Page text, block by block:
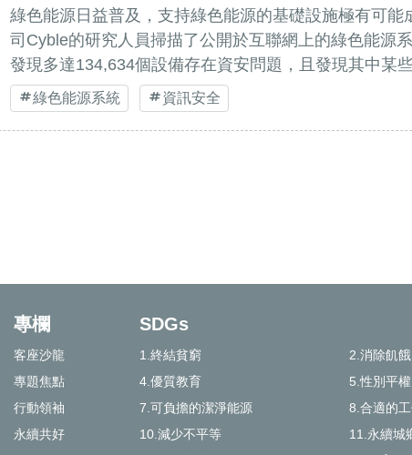
綠色能源日益普及，支持綠色能源的基礎設施極有可
司Cyble的研究人員掃描了公開於互聯網上的綠色能源
發現多達134,634個設備存在資安問題，且發現其中某
綠色能源系統 資訊安全
專欄
客座沙龍
專題焦點
行動領袖
永續共好
SDGs
1.終結貧窮 2.消除飢餓
4.優質教育
5.性別平權
7.可負擔的潔淨能源
8.合適的
10.減少不平等
11.永續城